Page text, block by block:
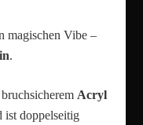
magischen Vibe –
.
Acryl
ist doppelseitig